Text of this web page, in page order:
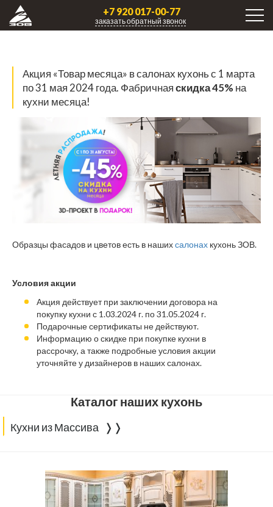
+7 920 017-00-77
заказать обратный звонок
Акция «Товар месяца» в салонах кухонь с 1 марта
по 31 мая 2024 года. Фабричнаяскидка 45% на
кухни месяца!
Образцы фасадов и цветов есть в нашихсалонах кухонь ЗОВ.
Условия акции
Акция действует при заключении договора на
покупку кухни с 1.03.2024 г. по 31.05.2024 г.
Подарочные сертификаты не действуют.
Информацию о скидке при покупке кухни в
рассрочку, а также подробные условия акции
уточняйте у дизайнеров в наших салонах.
Каталог наших кухонь
Кухни из Массива ❭❭